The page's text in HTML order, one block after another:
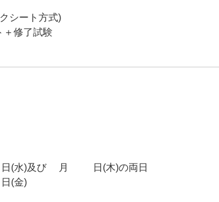
シート方式)
＋修了試験
)及び8月20日(木)の両日
(金)